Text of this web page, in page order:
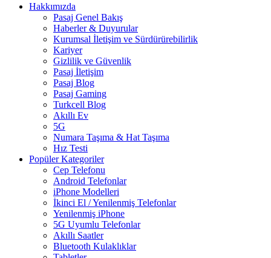
Hakkımızda
Pasaj Genel Bakış
Haberler & Duyurular
Kurumsal İletişim ve Sürdürürebilirlik
Kariyer
Gizlilik ve Güvenlik
Pasaj İletişim
Pasaj Blog
Pasaj Gaming
Turkcell Blog
Akıllı Ev
5G
Numara Taşıma & Hat Taşıma
Hız Testi
Popüler Kategoriler
Cep Telefonu
Android Telefonlar
iPhone Modelleri
İkinci El / Yenilenmiş Telefonlar
Yenilenmiş iPhone
5G Uyumlu Telefonlar
Akıllı Saatler
Bluetooth Kulaklıklar